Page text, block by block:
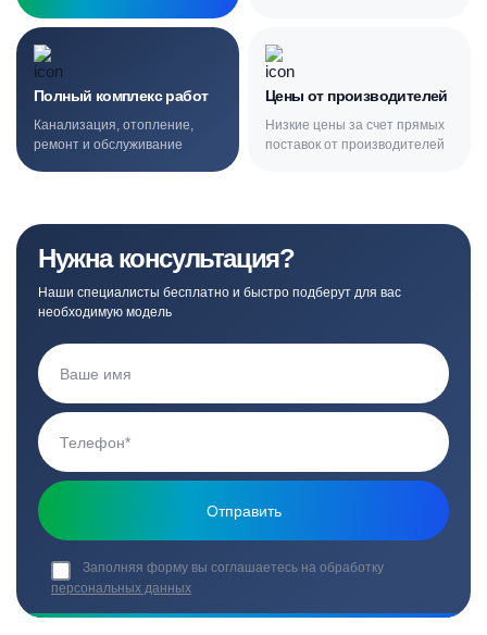
Полный комплекс работ
Канализация, отопление,
ремонт и обслуживание
Цены от производителей
Низкие цены за счет прямых
поставок от производителей
Нужна консультация?
Наши специалисты бесплатно и быстро подберут для вас
необходимую модель
Заполняя форму вы соглашаетесь на обработку
персональных данных